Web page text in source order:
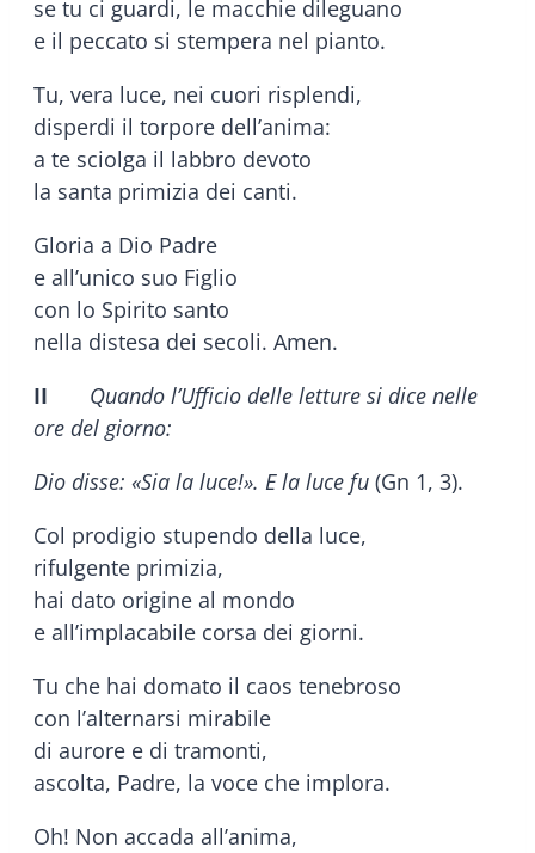
se tu ci guardi, le macchie dileguano
e il peccato si stempera nel pianto.
Tu, vera luce, nei cuori risplendi,
disperdi il torpore dell’anima:
a te sciolga il labbro devoto
la santa primizia dei canti.
Gloria a Dio Padre
e all’unico suo Figlio
con lo Spirito santo
nella distesa dei secoli. Amen.
II
Quando l’Ufficio delle letture si dice nelle
ore del giorno:
Dio disse: «Sia la luce!». E la luce fu (Gn 1, 3).
Col prodigio stupendo della luce,
rifulgente primizia,
hai dato origine al mondo
e all’implacabile corsa dei giorni.
Tu che hai domato il caos tenebroso
con l’alternarsi mirabile
di aurore e di tramonti,
ascolta, Padre, la voce che implora.
Oh! Non accada all’anima,